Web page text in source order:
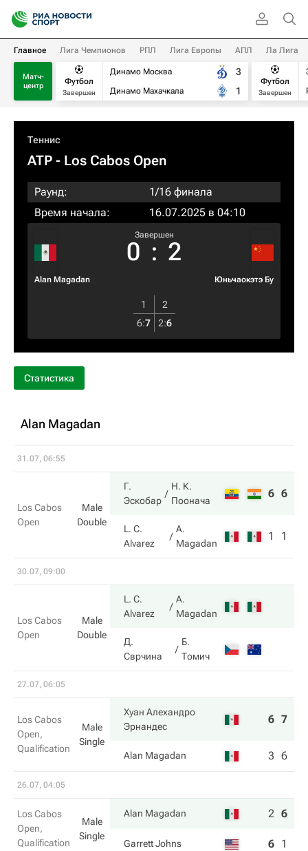
Главное Лига Чемпионов РПЛ Лига Европы АПЛ Ла Лига
Матч-
центр
Футбол
Завершен
Динамо Москва
Динамо Махачкала
3
1
Футбол
Завершен
Теннис
ATP - Los Cabos Open
Раунд:
1/16 финала
Время начала:
16.07.2025 в 04:10
Alan Magadan
Завершен
0 : 2
Юньчаокэтэ Бу
1
2
6:7 2:6
Статистика
Alan Magadan
31.07, 06:55
Los Cabos
Open
Male
Double
Г.
Эскобар
Н. К.
Поонача
6 6
L. C.
Alvarez
A.
Magadan
1 1
30.07, 09:00
Los Cabos
Open
Male
Double
L. C.
Alvarez
A.
Magadan
Д.
Сврчина
Б.
Томич
27.07, 06:05
Los Cabos
Open,
Qualification
Male
Single
Хуан Алехандро
Эрнандес
6 7
Alan Magadan 3 6
26.07, 04:05
Los Cabos
Open,
Qualification
Male
Single
Alan Magadan 2 6
Garrett Johns 6 1